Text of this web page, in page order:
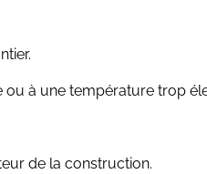
ou à une température trop
de la construction.